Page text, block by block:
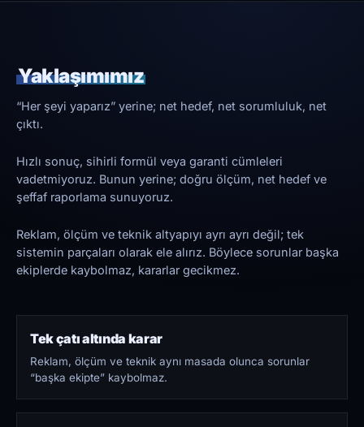
Yaklaşımımız
“Her şeyi yaparız” yerine; net hedef, net sorumluluk, net
çıktı.
Hızlı sonuç, sihirli formül veya garanti cümleleri
vadetmiyoruz. Bunun yerine; doğru ölçüm, net hedef ve
şeffaf raporlama sunuyoruz.
Reklam, ölçüm ve teknik altyapıyı ayrı ayrı değil; tek
sistemin parçaları olarak ele alırız. Böylece sorunlar başka
ekiplerde kaybolmaz, kararlar gecikmez.
Tek çatı altında karar
Reklam, ölçüm ve teknik aynı masada olunca sorunlar
“başka ekipte” kaybolmaz.